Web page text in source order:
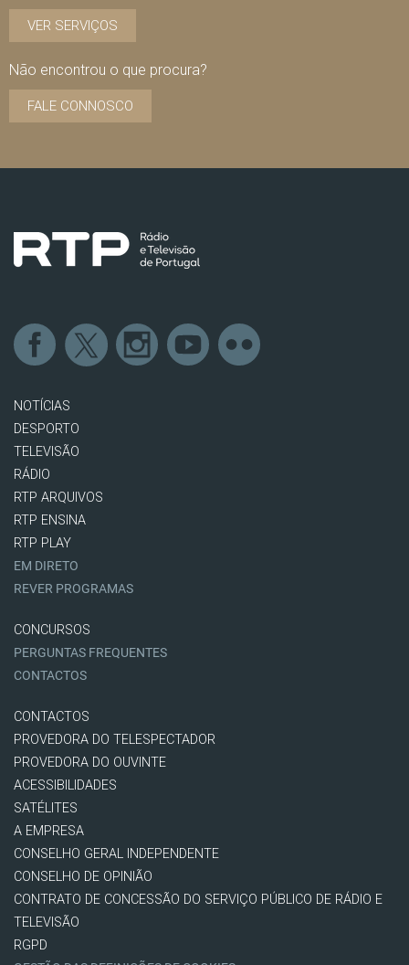
VER SERVIÇOS
Não encontrou o que procura?
FALE CONNOSCO
NOTÍCIAS
DESPORTO
TELEVISÃO
RÁDIO
RTP ARQUIVOS
RTP ENSINA
RTP PLAY
EM DIRETO
REVER PROGRAMAS
CONCURSOS
PERGUNTAS FREQUENTES
CONTACTOS
CONTACTOS
PROVEDORA DO TELESPECTADOR
PROVEDORA DO OUVINTE
ACESSIBILIDADES
SATÉLITES
A EMPRESA
CONSELHO GERAL INDEPENDENTE
CONSELHO DE OPINIÃO
CONTRATO DE CONCESSÃO DO SERVIÇO PÚBLICO DE RÁDIO E
TELEVISÃO
RGPD